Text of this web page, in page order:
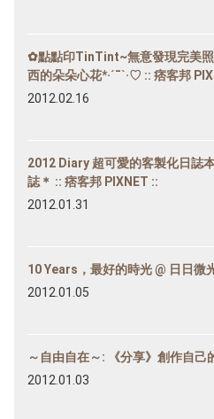
✿點點印TinTint~無意發現完美照
西的朵朵心花*·´¯`·♡ :: 痞客邦
2012.02.16
2012 Diary 超可愛的客製化日誌
誌＊ :: 痞客邦 PIXNET ::
2012.01.31
10 Years，最好的時光 @ 日日微
2012.01.05
～自由自在～: 《分享》創作自己
2012.01.03